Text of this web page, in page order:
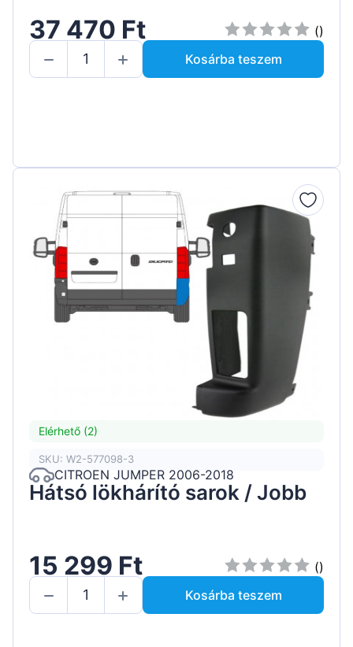
37 470 Ft
()
Kosárba teszem
Elérhető (2)
SKU: W2-577098-3
CITROEN JUMPER 2006-2018
Hátsó lökhárító sarok / Jobb
15 299 Ft
()
Kosárba teszem